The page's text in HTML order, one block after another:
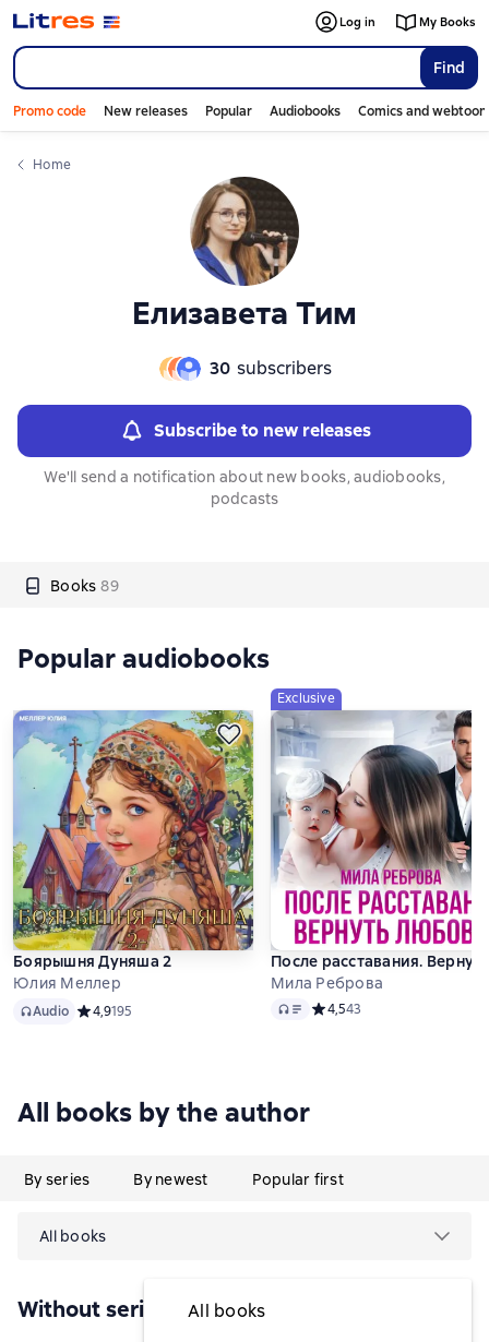
Find
Log in My Books
Promo code New releases Popular Audiobooks Comics and
Home
Елизавета Тим
30 subscribers
Subscribe to new releases
We'll send a notification about new books, audiobooks,
podcasts
Books 89
Слайдер с книгами
Popular audiobooks
Боярышня Дуняша 2
Юлия Меллер
AudioAudio Средний рейтинг 4,9 на основе 195 оценок
4,9195
Exclusive
После расставания.
Мила Реброва
Audio Средний рейтинг 4,5 на
4,543
All books by the author
By series By newest Popular first
All books
All books
Without series